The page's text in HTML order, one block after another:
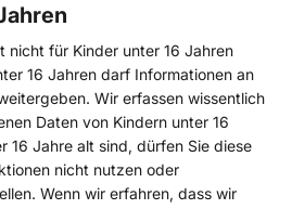
nicht für Kinder unter 16 Jahren
16 Jahren darf Informationen an
Wir erfassen wissentlich
Daten von Kindern unter 16
16 Jahre alt sind, dürfen Sie diese
nicht nutzen oder
Wenn wir erfahren, dass wir